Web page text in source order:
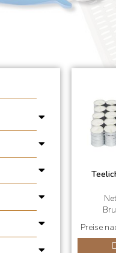
Preise